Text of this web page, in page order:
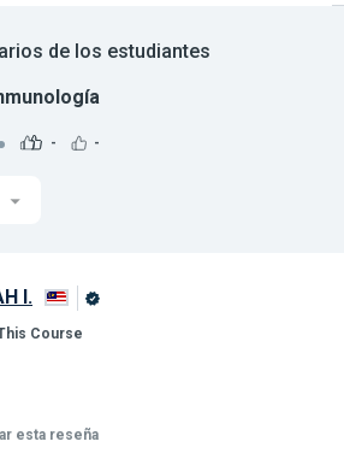
de los estudiantes
- -
I.
Course
esta reseña